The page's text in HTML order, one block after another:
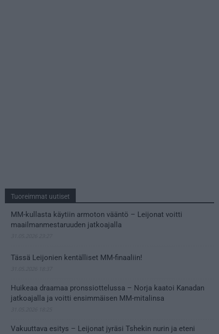
Tuoreimmat uutiset
MM-kullasta käytiin armoton vääntö – Leijonat voitti
maailmanmestaruuden jatkoajalla
Tässä Leijonien kentälliset MM-finaaliin!
Huikeaa draamaa pronssiottelussa – Norja kaatoi Kanadan
jatkoajalla ja voitti ensimmäisen MM-mitalinsa
Vakuuttava esitys – Leijonat jyräsi Tshekin nurin ja eteni